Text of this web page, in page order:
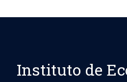
Instituto de